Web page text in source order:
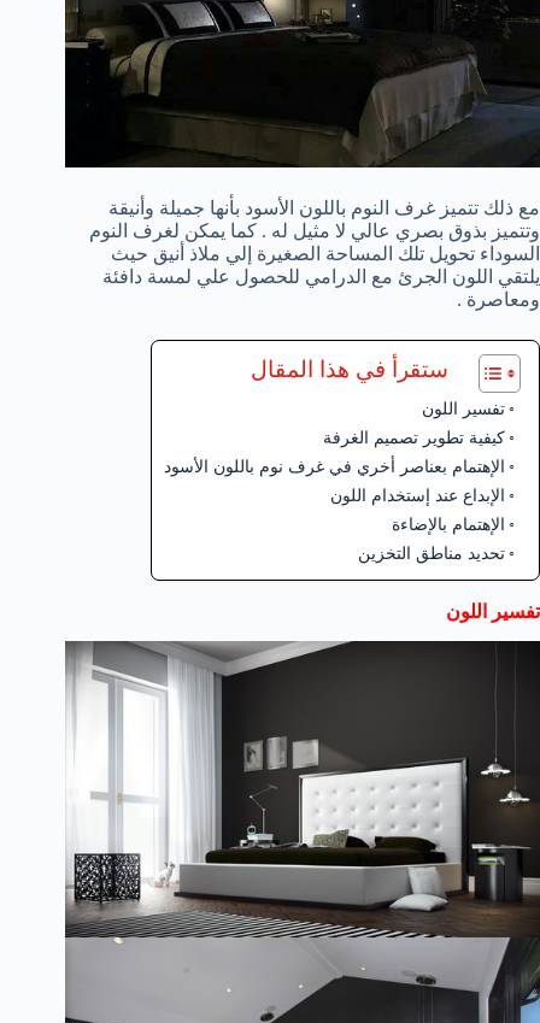
مع ذلك تتميز غرف النوم باللون الأسود بأنها جميلة وأنيقة
وتتميز بذوق بصري عالي لا مثيل له . كما يمكن لغرف النوم
السوداء تحويل تلك المساحة الصغيرة إلي ملاذ أنيق حيث
يلتقي اللون الجرئ مع الدرامي للحصول علي لمسة دافئة
ومعاصرة .
ستقرأ في هذا المقال
تفسير اللون
كيفية تطوير تصميم الغرفة
الإهتمام بعناصر أخري في غرف نوم باللون الأسود
الإبداع عند إستخدام اللون
الإهتمام بالإضاءة
تحديد مناطق التخزين
تفسير اللون